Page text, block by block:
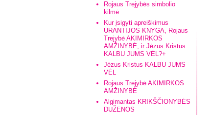
Rojaus Trejybės simbolio
kilmė
Kur įsigyti apreiškimus
URANTIJOS KNYGA, Rojaus
Trejybė AKIMIRKOS
AMŽINYBĖ, ir Jėzus Kristus
KALBU JUMS VĖL?+
Jėzus Kristus KALBU JUMS
VĖL
Rojaus Trejybė AKIMIRKOS
AMŽINYBĖ
Algimantas KRIKŠČIONYBĖS
DUŽENOS